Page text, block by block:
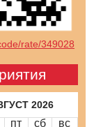
rate/349028
2026
пт сб вс